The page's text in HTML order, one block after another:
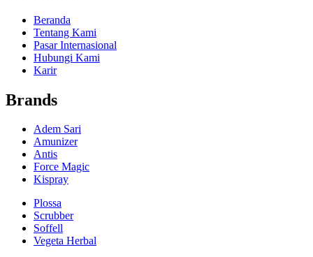
Beranda
Tentang Kami
Pasar Internasional
Hubungi Kami
Karir
Brands
Adem Sari
Amunizer
Antis
Force Magic
Kispray
Plossa
Scrubber
Soffell
Vegeta Herbal